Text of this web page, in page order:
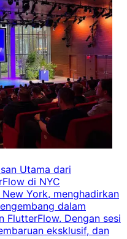
Utama dari
di NYC
York, menghadirkan
dalam
FlutterFlow. Dengan sesi
eksklusif, dan